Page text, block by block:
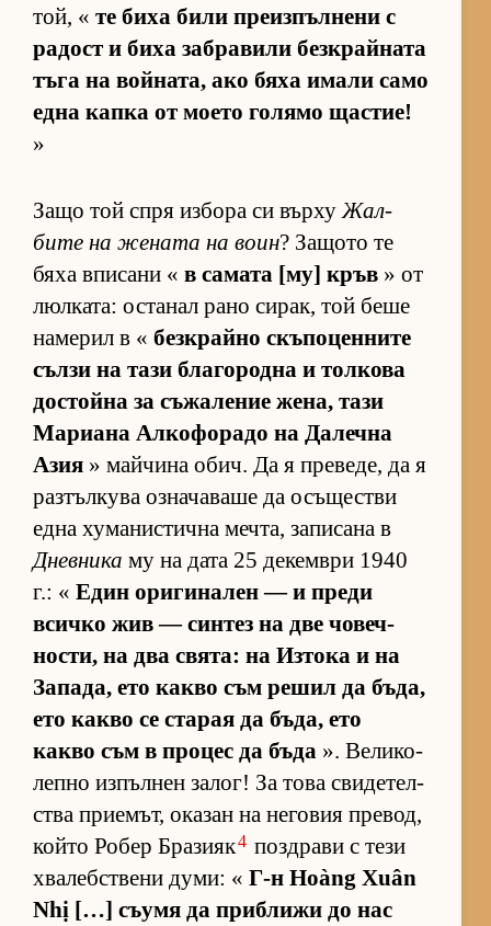
той, « те биха били пре­из­пъл­нени с
ра­дост и биха заб­ра­вили без­к­рай­ната
тъга на вой­на­та, ако бяха имали само
една капка от мо­ето го­лямо щас­тие!
»
Защо той спря из­бора си върхуЖал­
бите на же­ната на воин? За­щото те
бяха впи­сани « в са­мата [му] кръв » от
люл­ка­та: ос­та­нал рано си­рак, той беше
на­ме­рил в « без­к­райно скъ­по­цен­ните
сълзи на тази бла­го­родна и тол­кова
дос­тойна за съ­жа­ле­ние же­на, тази
Ма­ри­ана Ал­ко­фо­радо на Да­лечна
Азия » май­чина обич. Да я пре­ве­де, да я
раз­тъл­кува оз­на­ча­ваше да осъ­щес­тви
една ху­ма­нис­тична меч­та, за­пи­сана в
Дневника му на дата 25 де­кем­ври 1940
г.: « Един ори­ги­на­лен — и преди
всичко жив — син­тез на две чо­веч­
нос­ти, на два свя­та: на Из­тока и на
За­па­да, ето какво съм ре­шил да бъ­да,
ето какво се ста­рая да бъ­да, ето
какво съм в про­цес да бъда ». Ве­ли­ко­
лепно из­пъл­нен за­лог! За това сви­де­тел­
с­тва при­е­мът, ока­зан на не­го­вия пре­вод,
който Ро­бер Бра­зияк4 поз­д­рави с тези
хва­леб­с­т­вени ду­ми: « Г-н Hoàng Xuân
Nhị […] съ­умя да приб­лижи до нас